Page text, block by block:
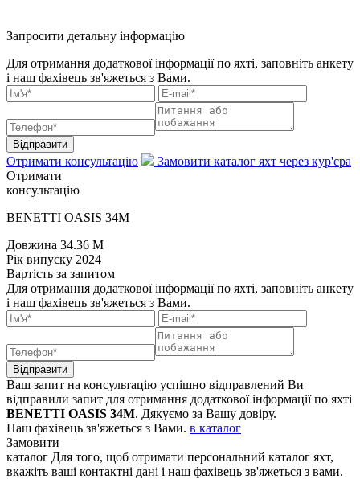
Запросити детальну інформацію
Для отримання додаткової інформації по яхті, заповніть анкету
і наш фахівець зв'яжеться з Вами.
Відправити
Отримати консультацію
Замовити каталог яхт через кур'єра
Отримати
консультацію
BENETTI OASIS 34M
Довжина 34.36 M
Рік випуску 2024
Вартість за запитом
Для отримання додаткової інформації по яхті, заповніть анкету
і наш фахівець зв'яжеться з Вами.
Відправити
Ваш запит на консультацію успішно відправлений Ви
відправили запит для отримання додаткової інформації по яхті
BENETTI OASIS 34M. Дякуємо за Вашу довіру.
Наш фахівець зв'яжеться з Вами. в каталог
Замовити
каталог Для того, щоб отримати персональний каталог яхт,
вкажіть ваші контактні дані і наш фахівець зв'яжеться з вами.